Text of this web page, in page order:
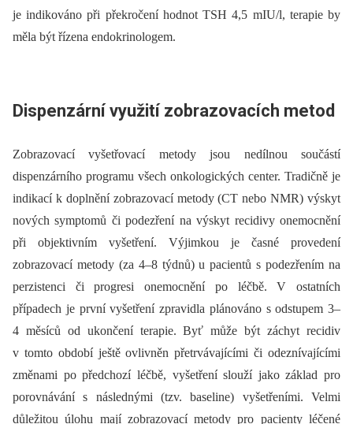
je indikováno při překročení hodnot TSH 4,5 mIU/l, terapie by
měla být řízena endokrinologem.
Dispenzární využití zobrazovacích metod
Zobrazovací vyšetřovací metody jsou nedílnou součástí
dispenzárního programu všech onkologických center. Tradičně je
indikací k doplnění zobrazovací metody (CT nebo NMR) výskyt
nových symptomů či podezření na výskyt recidivy onemocnění
při objektivním vyšetření. Výjimkou je časné provedení
zobrazovací metody (za 4–8 týdnů) u pacientů s podezřením na
perzistenci či progresi onemocnění po léčbě. V ostatních
případech je první vyšetření zpravidla plánováno s odstupem 3–
4 měsíců od ukončení terapie. Byť může být záchyt recidiv
v tomto období ještě ovlivněn přetrvávajícími či odeznívajícími
změnami po předchozí léčbě, vyšetření slouží jako základ pro
porovnávání s následnými (tzv. baseline) vyšetřeními. Velmi
důležitou úlohu mají zobrazovací metody pro pacienty léčené